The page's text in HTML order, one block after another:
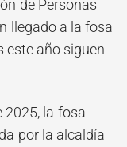
de Personas
llegado a la fosa
este año siguen
2025, la fosa
por la alcaldía